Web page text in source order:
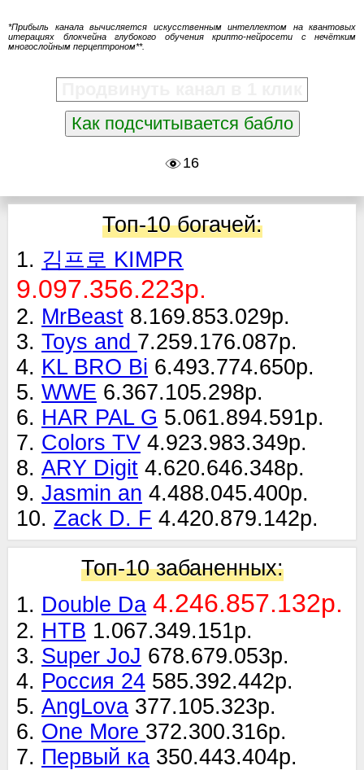
*Прибыль канала вычисляется искусственным интеллектом на квантовых
итерациях блокчейна глубокого обучения крипто-нейросети с нечётким
многослойным перцептроном**.
Как подсчитывается бабло
16
Топ-10 богачей:
1. 김프로 KIMPR
9.097.356.223р.
2. MrBeast 8.169.853.029р.
3. Toys and 7.259.176.087р.
4. KL BRO Bi 6.493.774.650р.
5. WWE 6.367.105.298р.
6. HAR PAL G 5.061.894.591р.
7. Colors TV 4.923.983.349р.
8. ARY Digit 4.620.646.348р.
9. Jasmin an 4.488.045.400р.
10. Zack D. F 4.420.879.142р.
Топ-10 забаненных:
1. Double Da 4.246.857.132р.
2. НТВ 1.067.349.151р.
3. Super JoJ 678.679.053р.
4. Россия 24 585.392.442р.
5. AngLova 377.105.323р.
6. One More 372.300.316р.
7. Первый ка 350.443.404р.